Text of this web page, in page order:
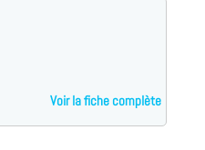
Voir la fiche complète